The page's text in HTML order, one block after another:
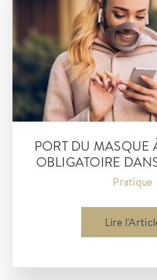
PORT DU MASQUE
OBLIGATOIRE
Pratique
Port
du
Lire